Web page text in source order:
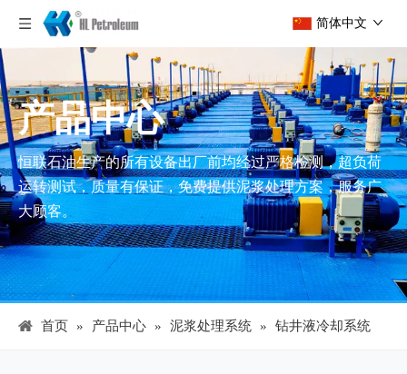
简体中文
产品中心
恒联石油生产的所有设备出厂前均经过严格检测，超负荷
运转测试，质量有保证，免费提供泥浆处理方案，服务广
大顾客。
首页 » 产品中心 » 泥浆处理系统 » 钻井液冷却系统